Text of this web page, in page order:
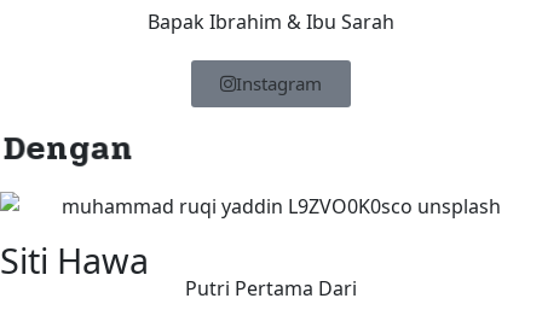
Bapak Ibrahim & Ibu Sarah
Instagram
Dengan
Siti Hawa
Putri Pertama Dari